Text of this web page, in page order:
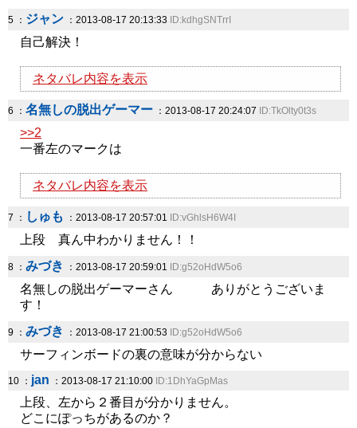
5 ： ジャン ：2013-08-17 20:13:33 ID:kdhgSNTrrI
自己解決！
ネタバレ内容を表示
6 ： 名無しの脱出ゲーマー ：2013-08-17 20:24:07 ID:TkOlty0t3s
>>2
一番左のマークは
ネタバレ内容を表示
7 ： しゅも ：2013-08-17 20:57:01 ID:vGhlsH6W4I
上段 真ん中わかりません！！
8 ： みづき ：2013-08-17 20:59:01 ID:g52oHdW5o6
名無しの脱出ゲーマーさん ありがとうございま
す！
9 ： みづき ：2013-08-17 21:00:53 ID:g52oHdW5o6
サーフィンボードの裏の意味が分からない
10 ： jan ：2013-08-17 21:10:00 ID:1DhYaGpMas
上段、左から２番目が分かりません。
どこにぽっちがあるのか？